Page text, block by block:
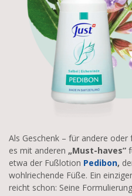
Als Geschenk – für andere
es mit anderen „Must-haves”
etwa der Fußlotion Pedibon,
wohlriechende Füße. Ein
reicht schon: Seine